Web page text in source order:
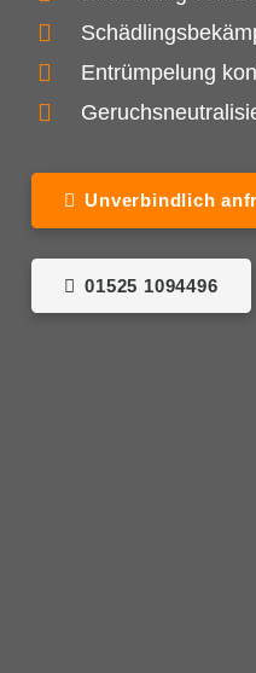
Entrümpelung
Unverbindlich
01525 1094496